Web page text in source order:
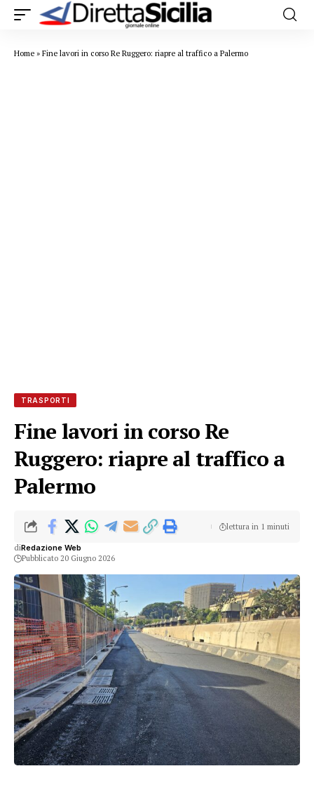
Home » Fine lavori in corso Re Ruggero: riapre al traffico a Palermo
TRASPORTI
Fine lavori in corso Re
Ruggero: riapre al traffico a
Palermo
diRedazione Web
Pubblicato 20 Giugno 2026
lettura in 1 minuti